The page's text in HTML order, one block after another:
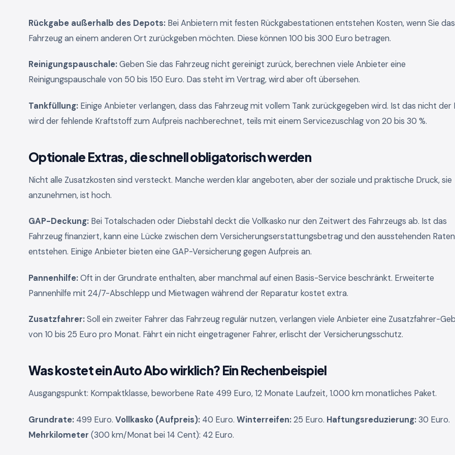
Rückgabe außerhalb des Depots: Bei Anbietern mit festen Rückgabestationen entstehen Kosten, wenn Sie das
Fahrzeug an einem anderen Ort zurückgeben möchten. Diese können 100 bis 300 Euro betragen.
Reinigungspauschale:Geben Sie das Fahrzeug nicht gereinigt zurück, berechnen viele Anbieter eine
Reinigungspauschale von 50 bis 150 Euro. Das steht im Vertrag, wird aber oft übersehen.
Tankfüllung: Einige Anbieter verlangen, dass das Fahrzeug mit vollem Tank zurückgegeben wird. Ist das nicht der
wird der fehlende Kraftstoff zum Aufpreis nachberechnet, teils mit einem Servicezuschlag von 20 bis 30 %.
Optionale Extras, die schnell obligatorisch werden
Nicht alle Zusatzkosten sind versteckt. Manche werden klar angeboten, aber der soziale und praktische Druck, sie
anzunehmen, ist hoch.
GAP-Deckung: Bei Totalschaden oder Diebstahl deckt die Vollkasko nur den Zeitwert des Fahrzeugs ab. Ist das
Fahrzeug finanziert, kann eine Lücke zwischen dem Versicherungserstattungsbetrag und den ausstehenden Raten
entstehen. Einige Anbieter bieten eine GAP-Versicherung gegen Aufpreis an.
Pannenhilfe:Oft in der Grundrate enthalten, aber manchmal auf einen Basis-Service beschränkt. Erweiterte
Pannenhilfe mit 24/7-Abschlepp und Mietwagen während der Reparatur kostet extra.
Zusatzfahrer:Soll ein zweiter Fahrer das Fahrzeug regulär nutzen, verlangen viele Anbieter eine Zusatzfahrer-
von 10 bis 25 Euro pro Monat. Fährt ein nicht eingetragener Fahrer, erlischt der Versicherungsschutz.
Was kostet ein Auto Abo wirklich? Ein Rechenbeispiel
Ausgangspunkt: Kompaktklasse, beworbene Rate 499 Euro, 12 Monate Laufzeit, 1.000 km monatliches Paket.
Grundrate: 499 Euro. Vollkasko (Aufpreis): 40 Euro. Winterreifen:25 Euro. Haftungsreduzierung:30 Euro.
Mehrkilometer (300 km/Monat bei 14 Cent): 42 Euro.